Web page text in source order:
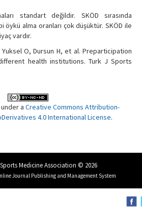
standart değildir. SKÖD sırasında
öykü alma oranları çok düşüktür. SKÖD ile
vardır.
O, Dursun H, et al. Preparticipation
health institutions. Turk J Sports
a Creative Commons Attribution-
4.0 International License.
Medicine Association © 2026
Journal Publishing and Management System